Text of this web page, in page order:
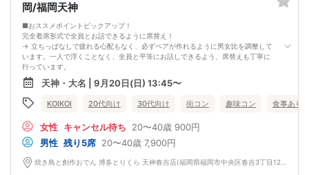
岡/福岡天神
■おススメポイントピックアップ！
完全着席形式で全員とお話できるように席替え！
→ 立ちっぱなしで疲れる心配もなく、必ずペアが作れるように男女比を調整して
います。一人で浮くことなく、全員と平等にお話しできるよう、席替えも丁寧に
行っています。
会話を盛り上げるプロフィールシート＆アニメ一覧表！
→ 趣味や好みからスムーズに会話がスタート！「何を話そう…」と悩むことな
く、共通の話題で盛り上がれます。
自然なつながりをサポートするマッチングゲーム開催！
返却されるので安心です。
■最少催行人数
男女4対4
■中止判断タイミング
前日20時、または開催6時間前の時点で最少開催人数に満たない場合
天神・大名 | 9月20日(日) 13:45〜
KOIKOI 20代向け 30代向け 街コン 趣味コン 食事あり
女性 キャンセル待ち 20〜40歳 900円
男性 残り5席 20〜40歳 7,900円